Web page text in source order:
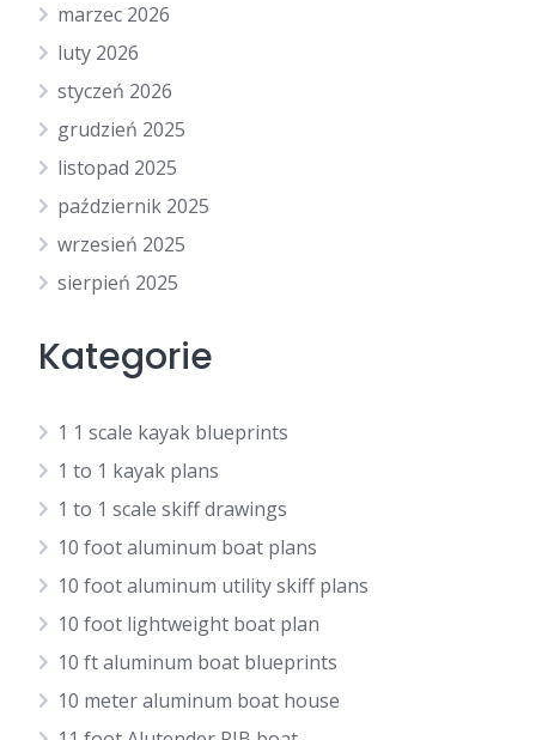
marzec 2026
luty 2026
styczeń 2026
grudzień 2025
listopad 2025
październik 2025
wrzesień 2025
sierpień 2025
Kategorie
1 1 scale kayak blueprints
1 to 1 kayak plans
1 to 1 scale skiff drawings
10 foot aluminum boat plans
10 foot aluminum utility skiff plans
10 foot lightweight boat plan
10 ft aluminum boat blueprints
10 meter aluminum boat house